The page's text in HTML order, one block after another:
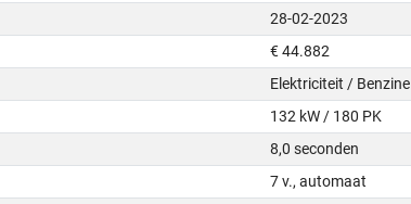
28-02-2023
€ 44.882
Elektriciteit / Benzine
132 kW / 180 PK
8,0 seconden
7 v., automaat